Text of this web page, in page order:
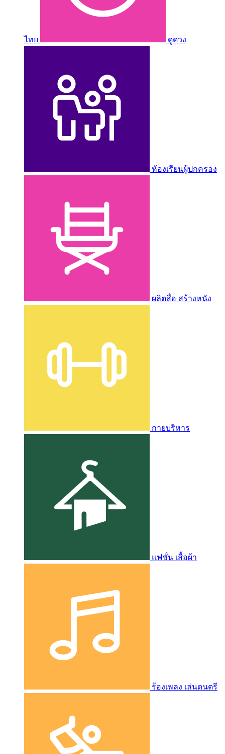
ไทย ดูดวง
ห้องเรียนผู้ปกครอง
ผลิตสื่อ สร้างหนัง
กายบริหาร
แฟชั่น เสื้อผ้า
ร้องเพลง เล่นดนตรี